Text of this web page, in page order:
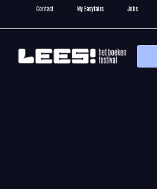
Contact My Easyfairs Jobs